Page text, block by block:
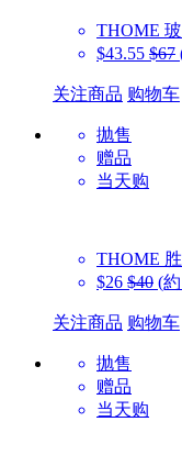
THOME
$43.55 $67
关注商品 购物车
抛售
赠品
当天购
THOME
$26 $40 (
关注商品 购物车
抛售
赠品
当天购